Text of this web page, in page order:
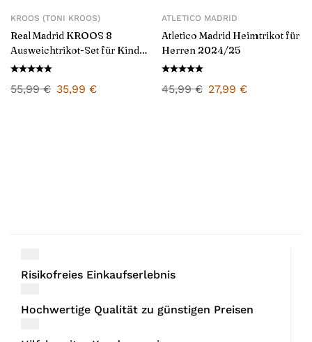
KROOS (TONI KROOS)
Real Madrid KROOS 8
Ausweichtrikot-Set für Kinder
2024/25
55,99€ 35,99 €
ATLETICO MADRID
Atletico Madrid Heimtrikot für
Herren 2024/25
45,99€ 27,99 €
Risikofreies Einkaufserlebnis
Hochwertige Qualität zu günstigen Preisen